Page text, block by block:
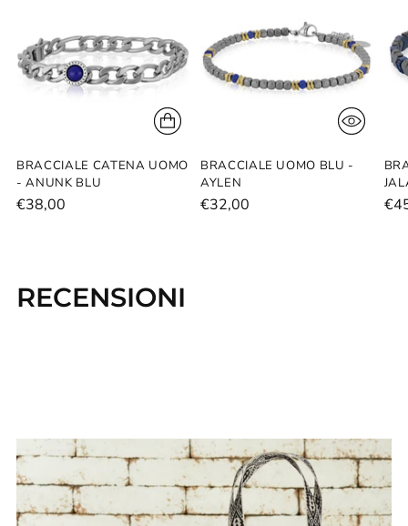
carrello...
BRACCIALE CATENA UOMO
- ANUNK BLU
€38,00
BRACCIALE UOMO BLU -
AYLEN
€32,00
RECENSIONI